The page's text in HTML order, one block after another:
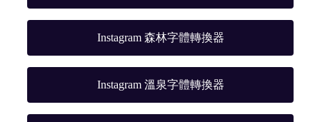
Instagram 森林字體轉換器
Instagram 溫泉字體轉換器